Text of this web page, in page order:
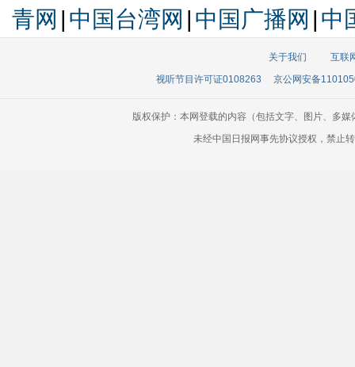
青网 | 中国台湾网 | 中国广播网 | 中
关于我们
互联
视听节目许可证0108263
京公网安备
版权保护：本网登载的内容（包括文字、图片、多
未经中国日报网事先协议授权，禁止